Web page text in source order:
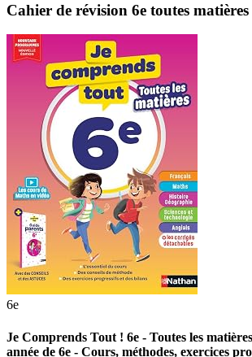
Cahier de révision 6e toutes matières
6e
Je Comprends Tout ! 6e - Toutes les
année de 6e - Cours, méthodes, exercices